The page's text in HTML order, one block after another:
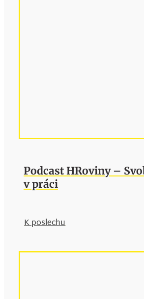
Podcast HRoviny –
v práci
K poslechu